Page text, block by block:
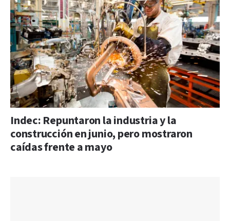
Indec: Repuntaron la industria y la
construcción en junio, pero mostraron
caídas frente a mayo